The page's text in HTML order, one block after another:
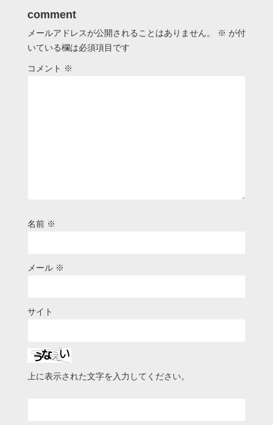
comment
メールアドレスが公開されることはありません。 ※ が付
いている欄は必須項目です
コメント ※
名前 ※
メール ※
サイト
上に表示された文字を入力してください。